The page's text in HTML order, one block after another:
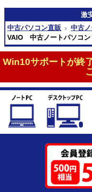
激
中古パソコン直販
中古
VAIO 中古ノートパソコ
Win10サポートが終